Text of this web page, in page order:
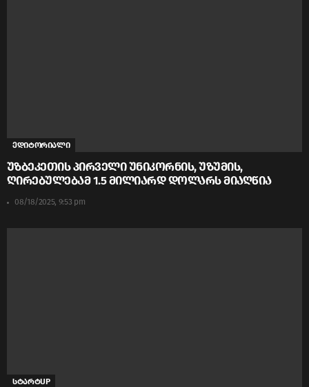
ედიტორიალი
უზბეკეთის პირველი უნიკორნის, უზუმის,
ღირებულებამ 1.5 მილიარდ დოლარს მიაღწია
08/18/2025, 9:53 pm
სტარტUP